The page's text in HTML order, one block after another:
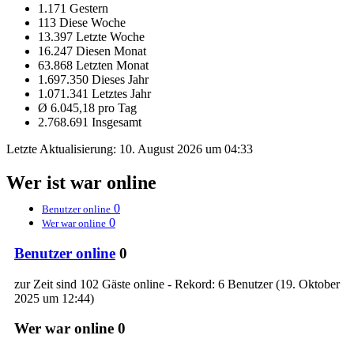
1.171 Gestern
113 Diese Woche
13.397 Letzte Woche
16.247 Diesen Monat
63.868 Letzten Monat
1.697.350 Dieses Jahr
1.071.341 Letztes Jahr
Ø 6.045,18 pro Tag
2.768.691 Insgesamt
Letzte Aktualisierung: 10. August 2026 um 04:33
Wer ist war online
Benutzer online 0
Wer war online 0
Benutzer online 0
zur Zeit sind 102 Gäste online - Rekord: 6 Benutzer (19. Oktober
2025 um 12:44)
Wer war online 0